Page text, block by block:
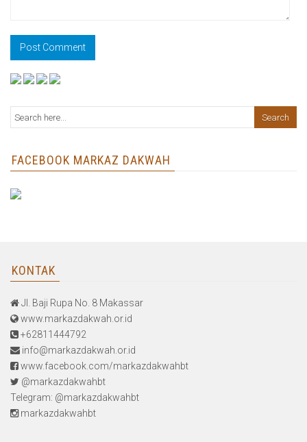
FACEBOOK MARKAZ DAKWAH
KONTAK
Jl. Baji Rupa No. 8 Makassar
www.markazdakwah.or.id
+62811444792
info@markazdakwah.or.id
www.facebook.com/markazdakwahbt
@markazdakwahbt
Telegram: @markazdakwahbt
markazdakwahbt